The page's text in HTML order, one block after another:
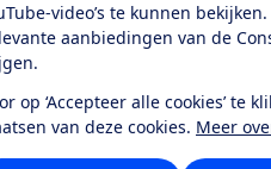
video’s te kunnen bekijken.
aanbiedingen van de
op ‘Accepteer alle cookies’ te
van deze cookies. Meer
je ook doet en waar je